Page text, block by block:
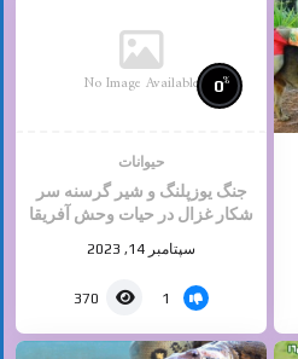
No Image Available 0%
حیوانات
جنگ یوزپلنگ و شیر گرسنه سر
شکار غزال در حیات وحش آفریقا
سپتامبر 14, 2023
1
370